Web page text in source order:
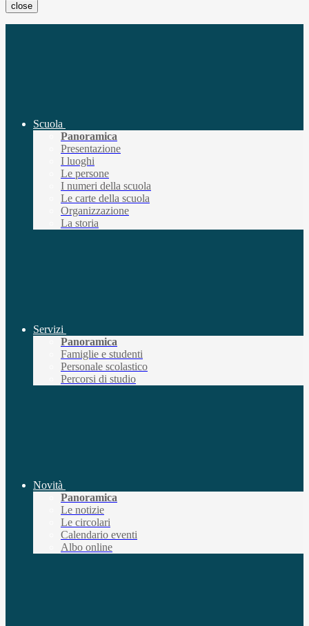
close
Scuola
Panoramica
Presentazione
I luoghi
Le persone
I numeri della scuola
Le carte della scuola
Organizzazione
La storia
Servizi
Panoramica
Famiglie e studenti
Personale scolastico
Percorsi di studio
Novità
Panoramica
Le notizie
Le circolari
Calendario eventi
Albo online